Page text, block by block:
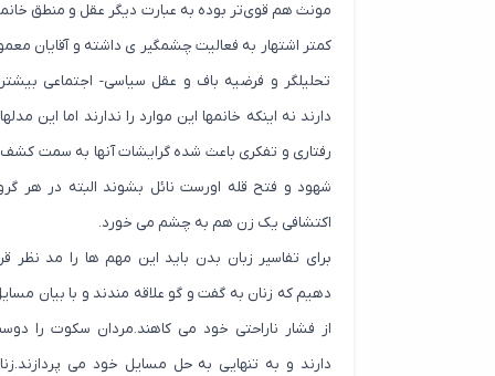
مونث هم قوی‌تر بوده به عبارت دیگر عقل و منطق
کمتر اشتهار به فعالیت چشمگیر ی داشته و آقایان
تحلیلگر و فرضیه باف و عقل سیاسی- اجتماعی
دارند نه اینکه خانمها این موارد را ندارند اما این
رفتاری و تفکری باعث شده گرایشات آنها به سمت
شهود و فتح قله اورست نائل بشوند البته در هر
اکتشافی یک زن هم به چشم می خورد.
برای تفاسیر زبان بدن باید این مهم ها را مد نظر
دهیم که زنان به گفت و گو علاقه مندند و با بیان
از فشار ناراحتی خود می کاهند.مردان سکوت را
دارند و به تنهایی به حل مسایل خود می